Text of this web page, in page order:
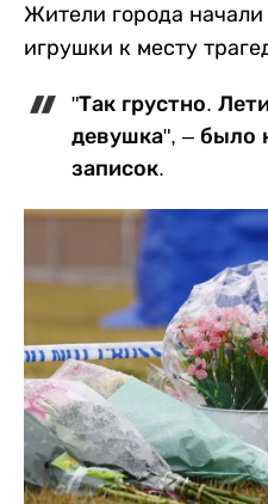
Жители города
игрушки к месту
"Так грустно.
девушка", – было
записок.